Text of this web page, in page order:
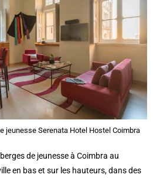
jeunesse Serenata Hotel Hostel Coimbra
de jeunesse à Coimbra au
en bas et sur les hauteurs, dans des